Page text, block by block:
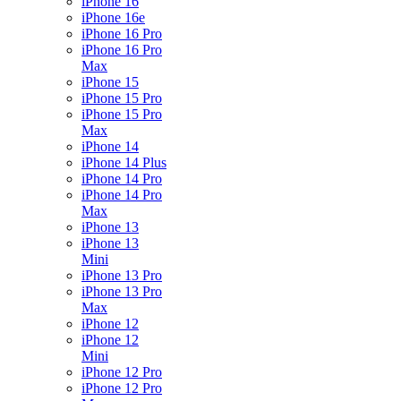
iPhone 16e
iPhone 16 Pro
iPhone 16 Pro
Max
iPhone 15
iPhone 15 Pro
iPhone 15 Pro
Max
iPhone 14
iPhone 14 Plus
iPhone 14 Pro
iPhone 14 Pro
Max
iPhone 13
iPhone 13
Mini
iPhone 13 Pro
iPhone 13 Pro
Max
iPhone 12
iPhone 12
Mini
iPhone 12 Pro
iPhone 12 Pro